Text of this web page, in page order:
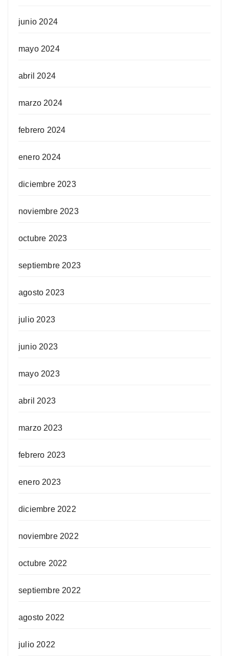
junio 2024
mayo 2024
abril 2024
marzo 2024
febrero 2024
enero 2024
diciembre 2023
noviembre 2023
octubre 2023
septiembre 2023
agosto 2023
julio 2023
junio 2023
mayo 2023
abril 2023
marzo 2023
febrero 2023
enero 2023
diciembre 2022
noviembre 2022
octubre 2022
septiembre 2022
agosto 2022
julio 2022